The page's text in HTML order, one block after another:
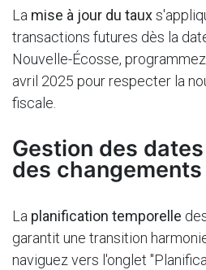
La mise à jour du taux
transactions futures dès la
Nouvelle-Écosse,
avril 2025 pour respecter la
fiscale.
Gestion des
des changements
La planification temporelle
garantit une transition
naviguez vers l'onglet